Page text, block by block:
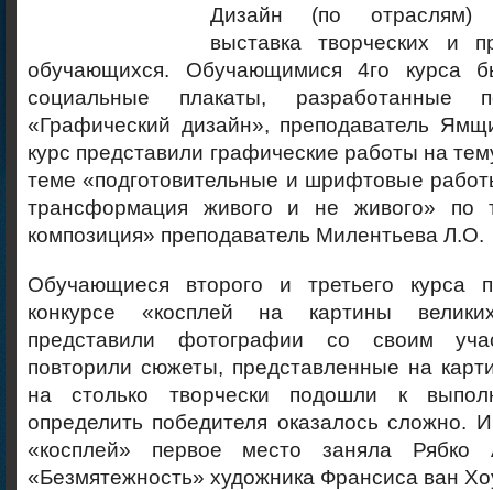
Дизайн (по отраслям)
выставка творческих и
обучающихся. Обучающимися 4го курса
социальные плакаты,
«Графический дизайн», преподаватель
курс представили графические работы на
теме «подготовительные и шрифтовые
трансформация живого и не живого» по
композиция» преподаватель Милентьева Л.О.
Обучающиеся второго и третьего курса
конкурсе «косплей на картины
представили фотографии со своим
повторили сюжеты, представленные на
на столько творчески подошли к
определить победителя оказалось сложно.
«косплей» первое место заняла
«Безмятежность» художника Франсиса ван